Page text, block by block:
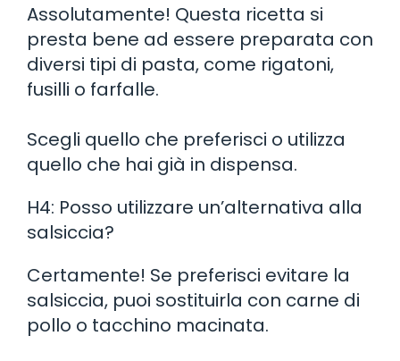
Assolutamente! Questa ricetta si
presta bene ad essere preparata con
diversi tipi di pasta, come rigatoni,
fusilli o farfalle.
Scegli quello che preferisci o utilizza
quello che hai già in dispensa.
H4: Posso utilizzare un’alternativa alla
salsiccia?
Certamente! Se preferisci evitare la
salsiccia, puoi sostituirla con carne di
pollo o tacchino macinata.